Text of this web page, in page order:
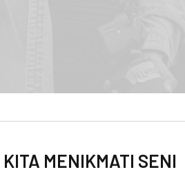
MENIKMATI SENI